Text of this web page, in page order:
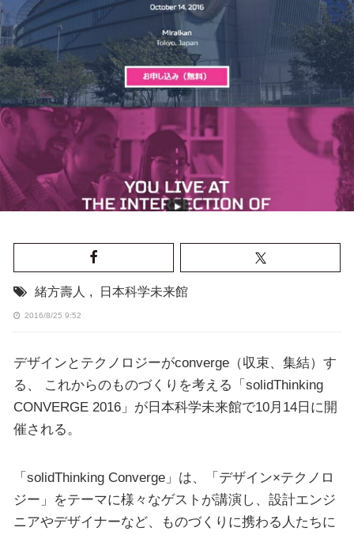
緒方壽人 , 日本科学未来館
2016/8/25 9:52
デザインとテクノロジーがconverge（収束、集結）す
る、 これからのものづくりを考える「solidThinking
CONVERGE 2016」が日本科学未来館で10月14日に開
催される。
「solidThinking Converge」は、「デザイン×テクノロ
ジー」をテーマに様々なゲストが講演し、設計エンジ
ニアやデザイナーなど、ものづくりに携わる人たちに